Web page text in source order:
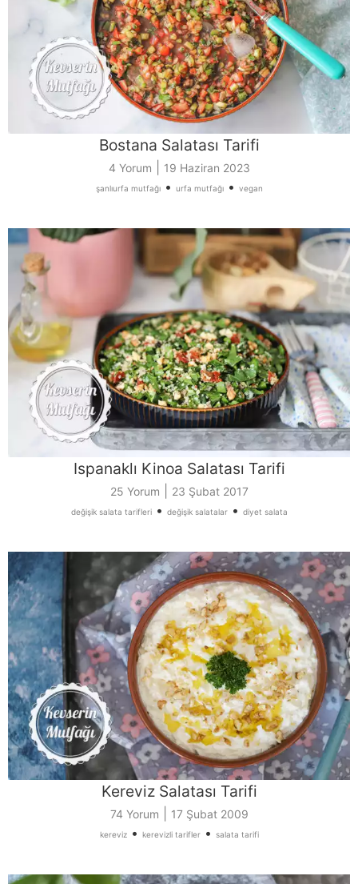
Bostana Salatası Tarifi
4 Yorum 19 Haziran 2023
şanlıurfa mutfağı• urfa mutfağı• vegan
Ispanaklı Kinoa Salatası Tarifi
25 Yorum 23 Şubat 2017
değişik salata tarifleri• değişik salatalar• diyet salata
Kereviz Salatası Tarifi
74 Yorum 17 Şubat 2009
kereviz• kerevizli tarifler• salata tarifi